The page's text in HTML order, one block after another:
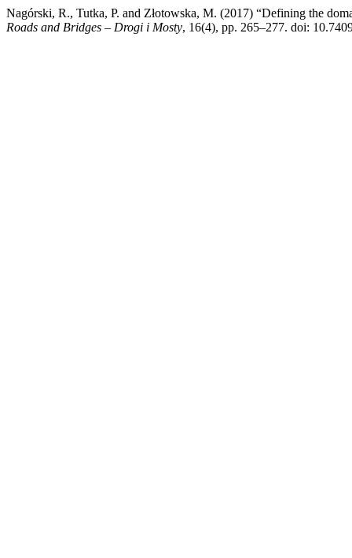
Nagórski, R., Tutka, P. and Złotowska, M. (2017) “Defining the
Roads and Bridges – Drogi i Mosty, 16(4), pp. 265–277. doi: